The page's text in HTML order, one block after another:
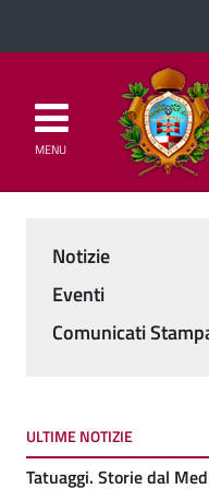
MENU
Menu
Notizie
Eventi
Comunicati
ULTIME NOTIZIE
Tatuaggi. Storie dal